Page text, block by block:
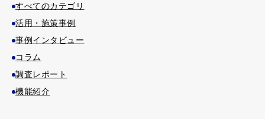
すべてのカテゴリ
活用・施策事例
事例インタビュー
コラム
調査レポート
機能紹介